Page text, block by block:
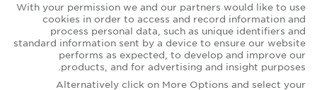
Careers
Contact Us
With your permission we and our partners would like to use
cookies in order to access and record information and
process personal data, such as unique identifiers and
standard information sent by a device to ensure our website
performs as expected, to develop and improve our
products, and for advertising and insight purposes.
Alternatively click on More Options and select your